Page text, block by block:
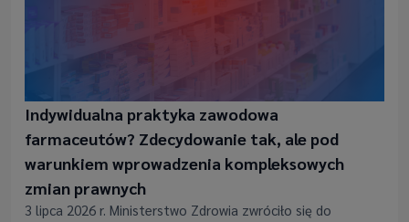
Indywidualna praktyka zawodowa
farmaceutów? Zdecydowanie tak, ale pod
warunkiem wprowadzenia kompleksowych
zmian prawnych
3 lipca 2026 r. Ministerstwo Zdrowia zwróciło się do